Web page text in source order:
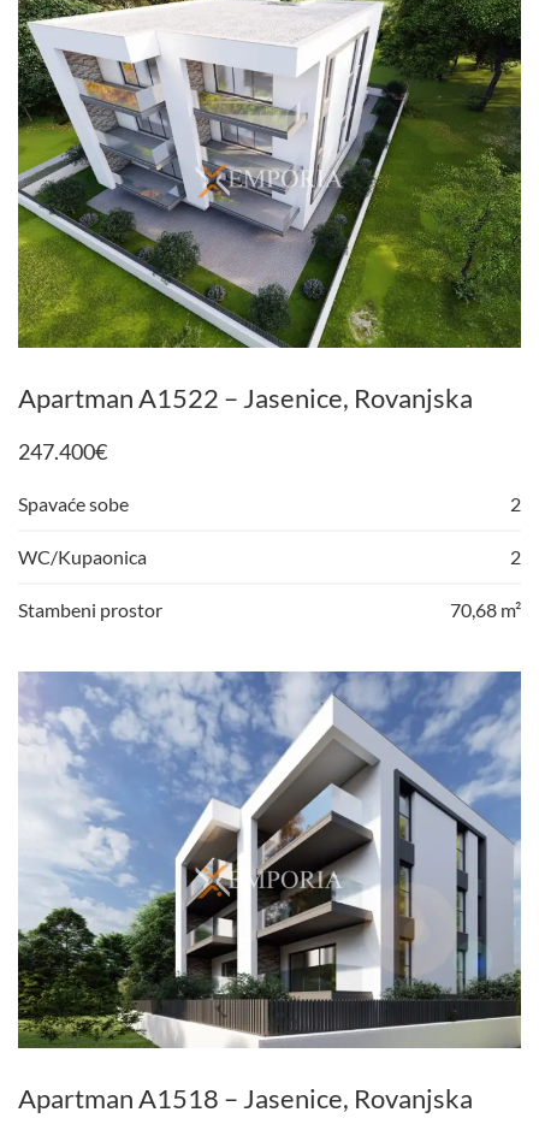
Apartman A1522 – Jasenice, Rovanjska
247.400€
Spavaće sobe 2
WC/Kupaonica 2
Stambeni prostor 70,68 m²
Apartman A1518 – Jasenice, Rovanjska